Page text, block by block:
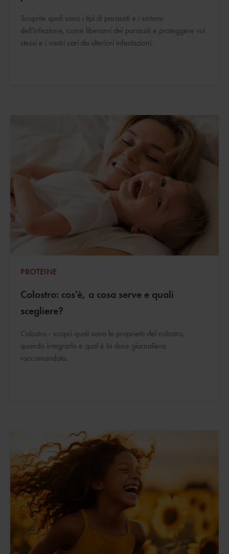
Scoprite quali sono i tipi di parassiti e i sintomi
dell'infezione, come liberarvi dei parassiti e proteggere voi
stessi e i vostri cari da ulteriori infestazioni.
PROTEINE
Colostro: cos'è, a cosa serve e quali
scegliere?
Colostro - scopri quali sono le proprietà del colostro,
quando integrarlo e qual è la dose giornaliera
raccomandata.